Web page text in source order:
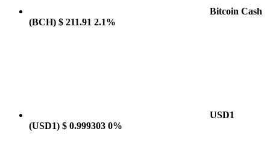
Bitcoin Cash
(BCH) $ 211.91 2.1%
USD1
(USD1) $ 0.999303 0%